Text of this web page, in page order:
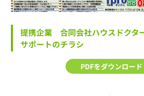
提携企業 合同会社ハウスドクタ
サポートのチラシ
PDFをダウンロード